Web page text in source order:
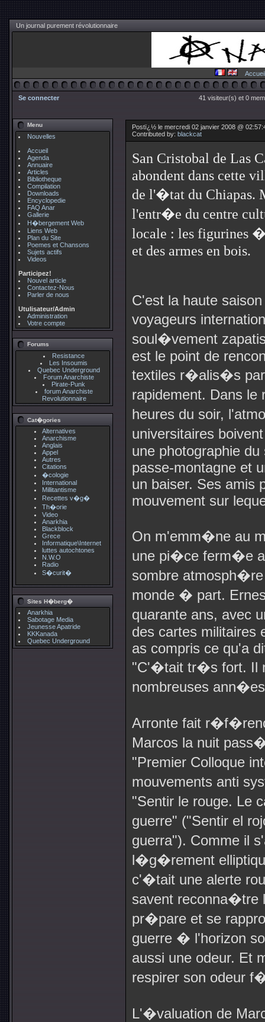
Un journal purement révolutionnaire
Accueil
Se connecter 41 visiteur(s) et 0
Menu
Nouvelles
Accueil
Agenda
Annuaire
Articles
Bibliotheque
Compilation
Downloads
Encyclopedie
FAQ Anar
Gallerie
H�bergement Web
Liens Web
Plan du Site
Poemes et Chansons
Sujets actifs
Videos
Participez!
Nouvel article
Contactez-Nous
Parler de nous
Utulisateur/Admin
Administration
Votre compte
Forums
Resistance
Les Insoumis
Quebec Underground
Forum Anarchiste
Pirate-Punk
forum Anarchiste
Revolutionnaire
Cat�gories
Alternatives
Anarchisme
Anglais
Appel
Autres
Citations
�cologie
International
Millitantisme
Recettes v�g�
Th�orie
Video
Anarkhia
Blackblock
Grece
Informatique\Internet
luttes autochtones
N.W.O
Radio
S�curit�
Sites H�berg�
Anarkhia
Sabotage Media
Jeunesse Apatride
KKKanada
Quebec Underground
Postï¿½ le mercredi 02 janvier 2008 @
Contributed by: blackcat
San Cristobal de Las
abondent dans cette
de l'�tat du Chiapas.
l'entr�e du centre
locale : les figurines �
et des armes en bois.
C'est la haute
voyageurs
soul�vement
est le point de
textiles r�alis�s par
rapidement. Dans
heures du soir,
universitaires
une photographie
passe-montagne et
un baiser. Ses amis
mouvement sur
On m'emm�ne au
une pi�ce ferm�e
sombre
monde � part.
quarante ans, avec
des cartes militaires
as compris ce qu'a
"C'�tait tr�s fort. Il
nombreuses
Arronte fait
Marcos la nuit
"Premier Colloque
mouvements anti
"Sentir le rouge. Le
guerre" ("Sentir el
guerra"). Comme il
l�g�rement
c'�tait une alerte
savent reconna�tre
pr�pare et se
guerre � l'horizon
aussi une odeur.
respirer son odeur
L'�valuation de